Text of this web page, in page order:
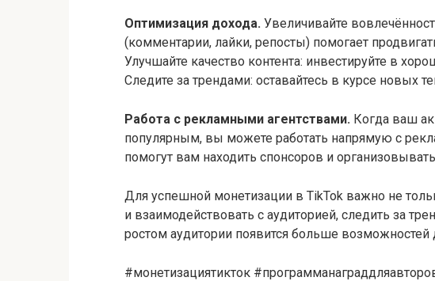
Оптимизация дохода. Увеличивайте
(комментарии, лайки, репосты) помогает
Улучшайте качество контента: инвестируйте в
Следите за трендами: оставайтесь в курсе новых
Работа с рекламными агентствами. Когда ваш
популярным, вы можете работать напрямую с
помогут вам находить спонсоров и
Для успешной монетизации в TikTok важно не
и взаимодействовать с аудиторией, следить за
ростом аудитории появится больше возможностей
#монетизациятикток